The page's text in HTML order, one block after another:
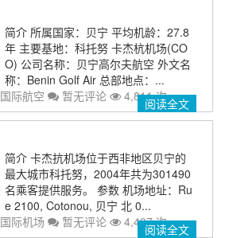
简介 所属国家：贝宁 平均机龄：27.8
年 主要基地：科托努 卡杰杭机场(CO
O) 公司名称：贝宁高尔夫航空 外文名
称：Benin Golf Air 总部地点：...
国际航空 暂无评论 4,811 次阅读全文
简介 卡杰抗机场位于西非地区贝宁的
最大城市科托努，2004年共为301490
名乘客提供服务。 参数 机场地址：Ru
e 2100, Cotonou, 贝宁 北 0...
国际机场 暂无评论 4,407 次阅读全文